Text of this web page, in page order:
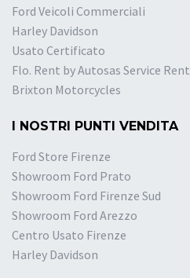
Ford Veicoli Commerciali
Harley Davidson
Usato Certificato
Flo. Rent by Autosas Service Rent
Brixton Motorcycles
I NOSTRI PUNTI VENDITA
Ford Store Firenze
Showroom Ford Prato
Showroom Ford Firenze Sud
Showroom Ford Arezzo
Centro Usato Firenze
Harley Davidson